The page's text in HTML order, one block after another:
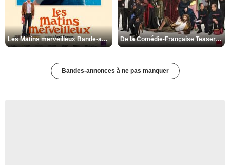
Les Matins merveilleux Bande-annonce VF De la Comédie-Française Teaser VF
Bandes-annonces à ne pas manquer